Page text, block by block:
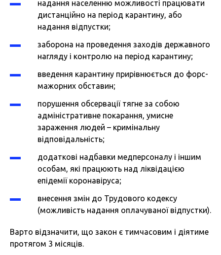
надання населенню можливості працювати
дистанційно на період карантину, або
надання відпустки;
заборона на проведення заходів державного
нагляду і контролю на період карантину;
введення карантину прирівнюється до форс-
мажорних обставин;
порушення обсервації тягне за собою
адміністративне покарання, умисне
зараження людей – кримінальну
відповідальність;
додаткові надбавки медперсоналу і іншим
особам, які працюють над ліквідацією
епідемії коронавіруса;
внесення змін до Трудового кодексу
(можливість надання оплачуваної відпустки).
Варто відзначити, що закон є тимчасовим і діятиме
протягом 3 місяців.